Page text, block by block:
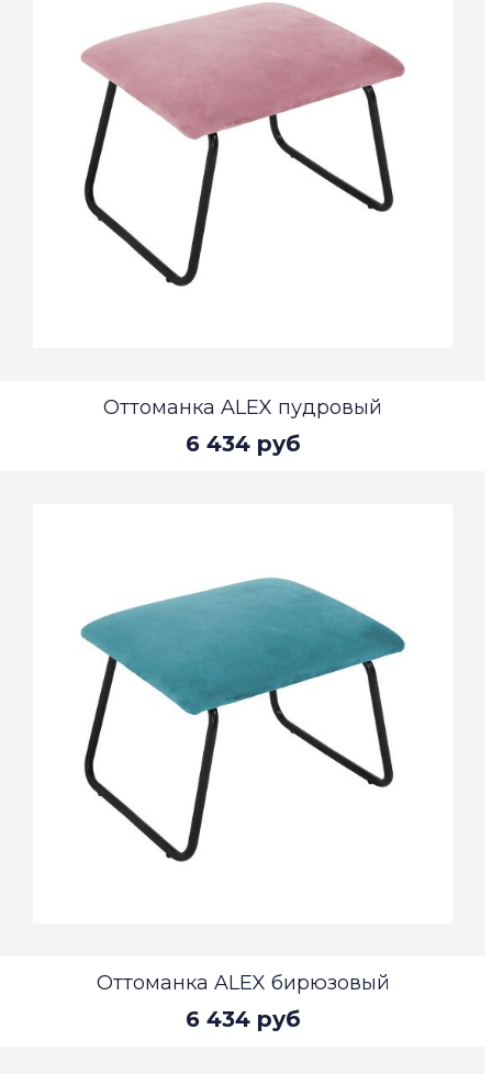
Оттоманка ALEX пудровый
6 434 руб
Оттоманка ALEX бирюзовый
6 434 руб